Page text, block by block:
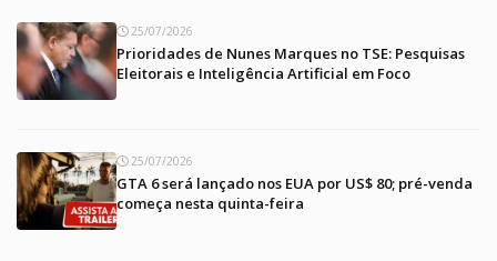
25/07/2026
Prioridades de Nunes Marques no TSE: Pesquisas
Eleitorais e Inteligência Artificial em Foco
25/07/2026
GTA 6 será lançado nos EUA por US$ 80; pré-venda
começa nesta quinta-feira